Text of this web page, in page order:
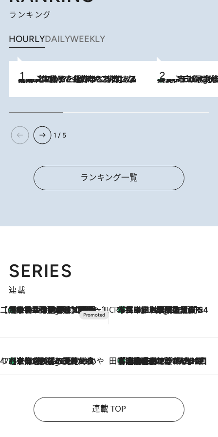
ランキング
HOURLYDAILYWEEKLY
2026.8.5
【阿川佐和子さんの年とる力】なぜ70代で始めた趣味は“こんなに楽しい”のか？ ピアノ、俳句…スランプに陥っても続けられる“ある秘訣”とは 9 Hours Ago
美食、デザイン、ホスピタリティのすべてが最高峰！ ノルウェー第4の都市スタヴァンゲルの
1 / 5
ランキング一覧
SERIES
連載
【CREA×星野リゾート】唯一無二。癒しと発見が待つ場所へ
7 Hours Ago
【トンボの足水浴】ヒノキの香りに包まれて涼感マックス！約13℃の湧水かけ流しを避暑地「星野温泉 トンボの湯」で体験 CREA'S CHOICE
9 Hours Ago
「立川にも歌舞伎があるんだよ」 片岡仁左衛門・市川中車ら豪華座組みで4年目の立川立飛歌舞伎へ
47都道府県の手みやげ ひんやりスイーツで夏を満喫
9 Hours Ago
【京都府】この夏絶対食べたい 冷やしておいしいおやつ3選 ひと口目から心を掴む新緑のテリーヌ 田中稲の勝手に再ブーム
2026.8.7
「湘南乃風に憧れて」観客大盛上がりの“タオル回し”に、ラッパー顔負けの高速歌唱まで…さだまさし（74）のアグレッシブすぎる現在地
連載 TOP